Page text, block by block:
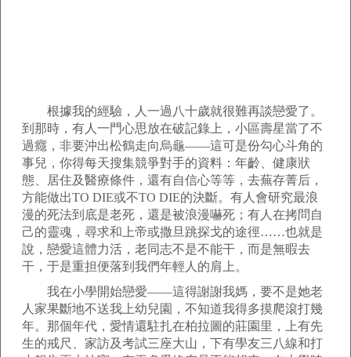
根據我的經驗，人一過八十歲就很難再談戀愛了。
到那時，有人一門心思放在破記錄上，小區壽星當了不
過癮，非要沖出松鶴走向烏龜——這可是份勾心斗角的
事兒，你得每天搜集競爭對手的資料：年齡、健康狀
態、居住及醫療條件，還有自信心等等，去蕪存菁后，
方能做出TO DIE或不TO DIE的決斷。有人會研究最浪
漫的死法到底是老死，還是被浪漫嚇死；有人在拷問自
己的靈魂，尋求和上帝或撒旦跳探戈的途徑……也就是
說，戀愛這體力活，老同志不是不能干，而是無暇去
干，于是重担便落到我們年輕人的肩上。
我在小學開始戀愛——這得謝謝我媽，要不是她老
人家果斷地不送我上幼兒園，不知道我得多摸爬滾打幾
年。那個年代，愛情還駐扎在柏拉圖的莊園里，上有先
生的戒尺、家訪及考試三座大山，下有學友三八線和打